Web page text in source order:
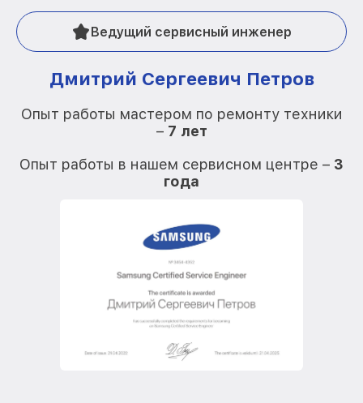
Ведущий сервисный инженер
Дмитрий Сергеевич Петров
Опыт работы мастером по ремонту техники
– 7 лет
Опыт работы в нашем сервисном центре – 3
года